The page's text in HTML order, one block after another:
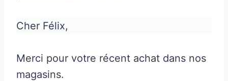
Cher Félix,
Merci pour votre récent achat dans nos
magasins.